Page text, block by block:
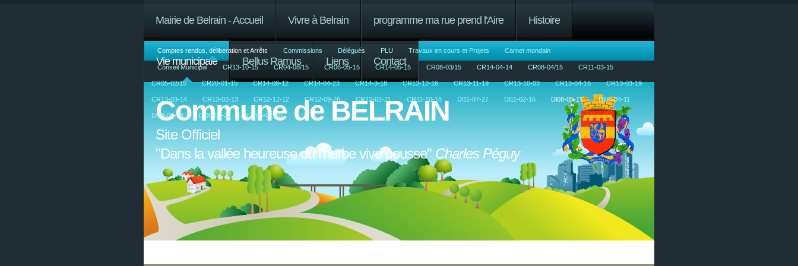
Mairie de Belrain - Accueil Vivre à Belrain programme ma rue prend l'Aire Histoire
Vie municipale
Comptes rendus, déliberation et Arrêts
Conseil Municipal CR13-10-15 CR04-08/15 CR06-05-15 CR14-05-15 CR08-03/15 CR14-04-14 CR08-04/15 CR11-03-15
CR05-02/15 CR20-01-15 CR14-08-12 CR14-04-23 CR14-3-18 CR13-12-16 CR13-11-19 CR13-10-03 CR13-04-16 CR13-03-19
CR13-03-14 CR13-02-13 CR12-12-12 CR12-09-26 CR12-02-21 CR11-10-18 Dl11-07-27 Dl11-02-16 Dl08-05-17 Dl08-04-11
Dl08-04-04 Dl08-03-22 CR05-02-15
Commissions Délégués PLU Travaux en cours et Projets Carnet mondain
Bellus Ramus Liens Contact
Commune de BELRAIN
Site Officiel
"Dans la vallée heureuse où l'herbe vive pousse" Charles Péguy